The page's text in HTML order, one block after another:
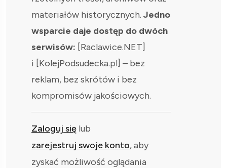
materiałów historycznych. Jedno
wsparcie daje dostęp do dwóch
serwisów: [Raclawice.NET]
i [KolejPodsudecka.pl] – bez
reklam, bez skrótów i bez
kompromisów jakościowych.
Zaloguj się lub
zarejestruj swoje konto, aby
zyskać możliwość oglądania